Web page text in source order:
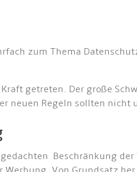
zum Thema
getreten. Der große
neuen Regeln sollten nicht
Beschränkung